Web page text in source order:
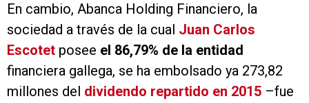
En cambio, Abanca Holding Financiero, la
sociedad a través de la cual Juan Carlos
Escotet posee el 86,79% de la entidad
financiera gallega, se ha embolsado ya 273,82
millones del dividendo repartido en 2015 –fue